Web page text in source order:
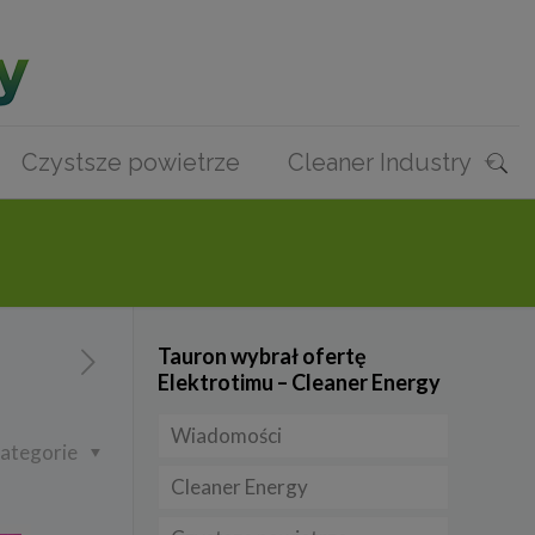
Czystsze powietrze Cleaner Industry
Tauron wybrał ofertę
Elektrotimu – Cleaner Energy
Wiadomości
Firmy
Cleaner Energy